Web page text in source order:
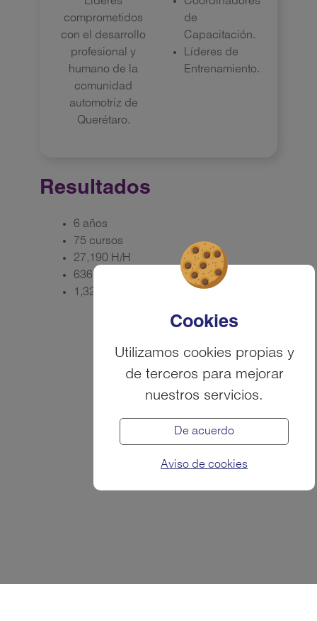
Cookies
Utilizamos cookies propias y
de terceros para mejorar
nuestros servicios.
De acuerdo
Aviso de cookies
comprometidos
con el desarrollo
profesional y
humano de la
comunidad
automotriz de
Querétaro.
de
Capacitación.
Líderes de
Entrenamiento.
Resultados
6 años
75 cursos
27,190 H/H
636 empresas
1,328 participantes